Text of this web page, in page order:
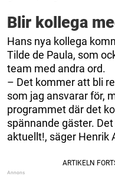
Blir kollega
Hans nya kollega
Tilde de Paula, som
team med andra ord.
– Det kommer att bli
som jag ansvarar för,
programmet där det
spännande gäster.
aktuellt!, säger Henrik